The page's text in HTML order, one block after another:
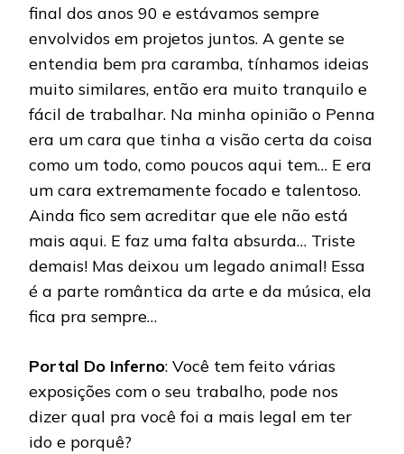
final dos anos 90 e estávamos sempre
envolvidos em projetos juntos. A gente se
entendia bem pra caramba, tínhamos ideias
muito similares, então era muito tranquilo e
fácil de trabalhar. Na minha opinião o Penna
era um cara que tinha a visão certa da coisa
como um todo, como poucos aqui tem… E era
um cara extremamente focado e talentoso.
Ainda fico sem acreditar que ele não está
mais aqui. E faz uma falta absurda… Triste
demais! Mas deixou um legado animal! Essa
é a parte romântica da arte e da música, ela
fica pra sempre…
Portal Do Inferno: Você tem feito várias
exposições com o seu trabalho, pode nos
dizer qual pra você foi a mais legal em ter
ido e porquê?